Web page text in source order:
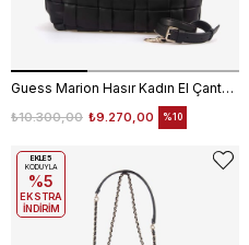
Guess Marion Hasır Kadın El Çantası HWWG8072060
₺9.270,00
₺10.300,00 %10
EKLE5
KODUYLA
%5
EKSTRA
İNDİRİM